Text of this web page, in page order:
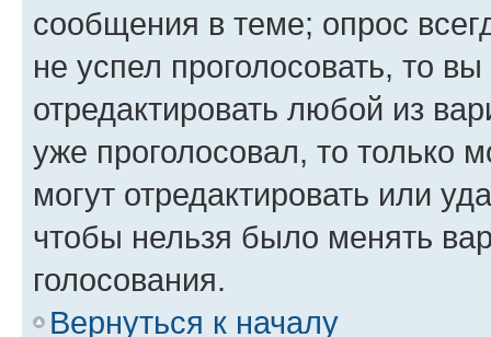
сообщения в теме; опрос
не успел проголосовать, то
отредактировать любой из
уже проголосовал, то только
могут отредактировать или
чтобы нельзя было менять
голосования.
Вернуться к началу